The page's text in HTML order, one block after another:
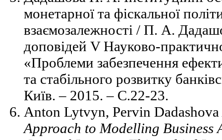
монетарної та фіскальної
взаємозалежності / П. А.
доповідей V Науково-
«Проблеми забезпечення
та стабільного розвитку
Київ. – 2015. – С.22-23.
Anton Lytvyn, Pervin Dadashova
Approach to Modelling Business